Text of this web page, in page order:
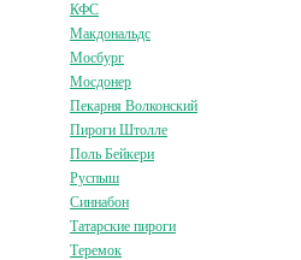
КФС
Макдональдс
Мосбург
Мосдонер
Пекарня Волконский
Пироги Штолле
Поль Бейкери
Руспыш
Синнабон
Татарские пироги
Теремок